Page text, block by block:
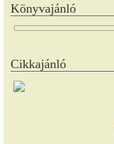
Könyvajánló
Cikkajánló